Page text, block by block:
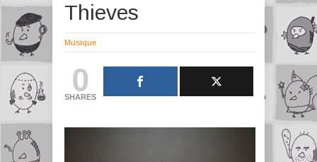
Thieves
Musique
0
SHARES